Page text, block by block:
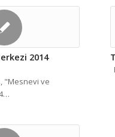
2014
"Mesnevi ve